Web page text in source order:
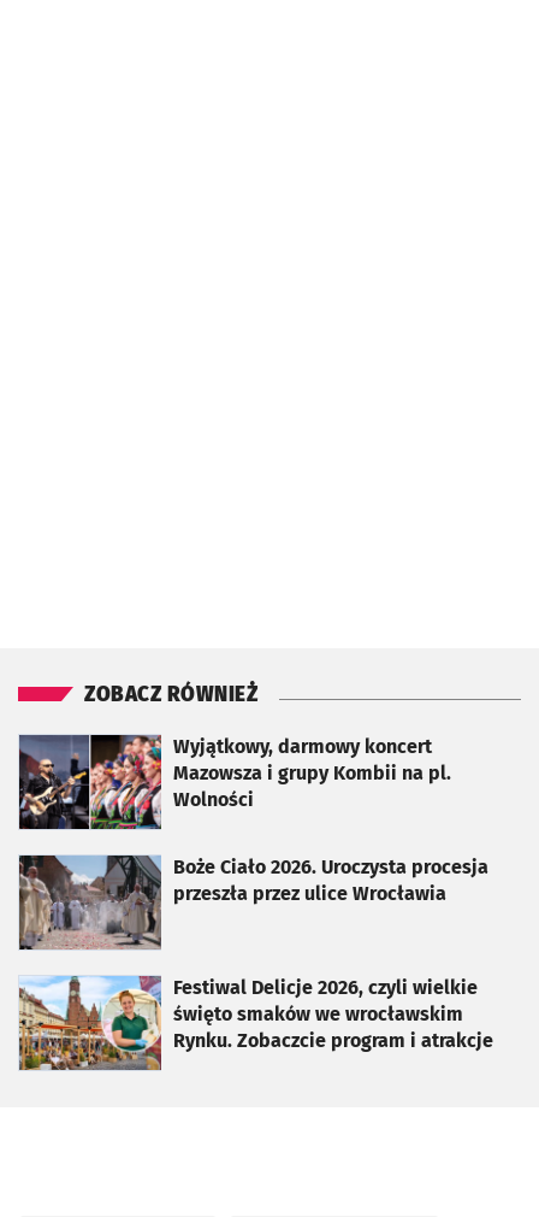
ZOBACZ RÓWNIEŻ
Wyjątkowy, darmowy koncert
Mazowsza i grupy Kombii na pl.
Wolności
otworzy się w nowej karcie
Boże Ciało 2026. Uroczysta procesja
przeszła przez ulice Wrocławia
otworzy się w nowej karcie
Festiwal Delicje 2026, czyli wielkie
święto smaków we wrocławskim
Rynku. Zobaczcie program i atrakcje
otworzy się w nowej karcie